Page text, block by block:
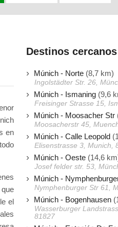
en
el
Destinos cercanos
Múnich - Norte (8,7 km)
Ingolstädter Str. 26,
Múnich - Ismaning (9,6
Freisinger Strasse 15,
Múnich - Moosacher Str
Moosacherstr 45,
Múnich - Calle Leopold
Elisenstrasse 3, Munich,
Múnich - Oeste (14,6
Josef felder str. 53,
Múnich -
Nymphenburger Str 61,
Múnich - Bogenhausen
Wasserburger
81827